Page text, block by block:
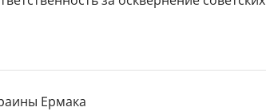
Ермака